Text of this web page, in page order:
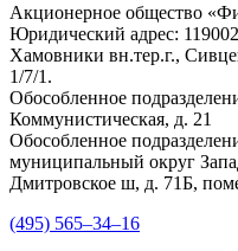
Акционерное общество
Юридический адрес:
Хамовники вн.тер.г.,
1/7/1.
Обособленное
Коммунистическая, д. 21
Обособленное
муниципальный округ
Дмитровское ш, д. 71Б,
(495) 565–34–16